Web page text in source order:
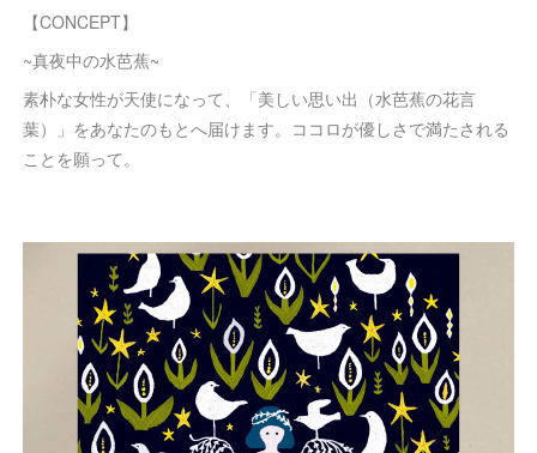
【CONCEPT】
~真夜中の水芭蕉~
素朴な女性が天使になって、「美しい思い出（水芭蕉の花言
葉）」をあなたのもとへ届けます。ココロが優しさで満たされる
ことを願って。